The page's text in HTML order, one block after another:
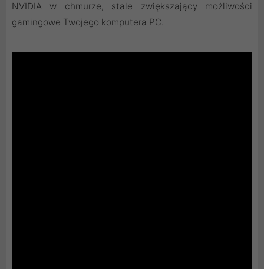
NVIDIA w chmurze, stale zwiększający możliwości
gamingowe Twojego komputera PC.